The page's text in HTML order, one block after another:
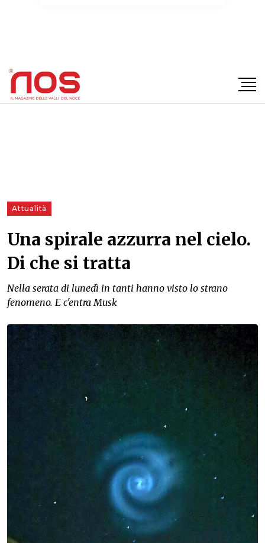
Attualità
Una spirale azzurra nel cielo.
Di che si tratta
Nella serata di lunedì in tanti hanno visto lo strano
fenomeno. E c'entra Musk